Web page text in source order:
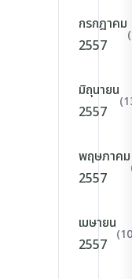
กรกฎาคม
2557
มิถุนายน
2557
พฤษภาคม
2557
เมษายน
2557